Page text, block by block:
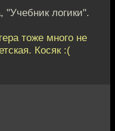
"Учебник логики".
тоже много не
Косяк :(